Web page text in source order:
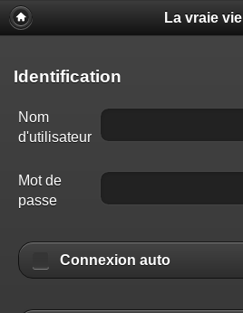
La vraie vie
Identification
Nom
d'utilisateur
Mot de
passe
Connexion auto